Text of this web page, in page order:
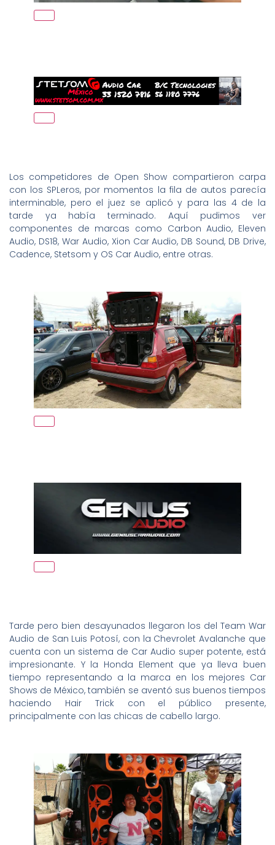
Los competidores de Open Show compartieron carpa
con los SPLeros, por momentos la fila de autos parecía
interminable, pero el juez se aplicó y para las 4 de la
tarde ya había terminado. Aquí pudimos ver
componentes de marcas como Carbon Audio, Eleven
Audio, DS18, War Audio, Xion Car Audio, DB Sound, DB Drive,
Cadence, Stetsom y OS Car Audio, entre otras.
Tarde pero bien desayunados llegaron los del Team War
Audio de San Luis Potosí, con la Chevrolet Avalanche que
cuenta con un sistema de Car Audio super potente, está
impresionante. Y la Honda Element que ya lleva buen
tiempo representando a la marca en los mejores Car
Shows de México, también se aventó sus buenos tiempos
haciendo Hair Trick con el público presente,
principalmente con las chicas de cabello largo.